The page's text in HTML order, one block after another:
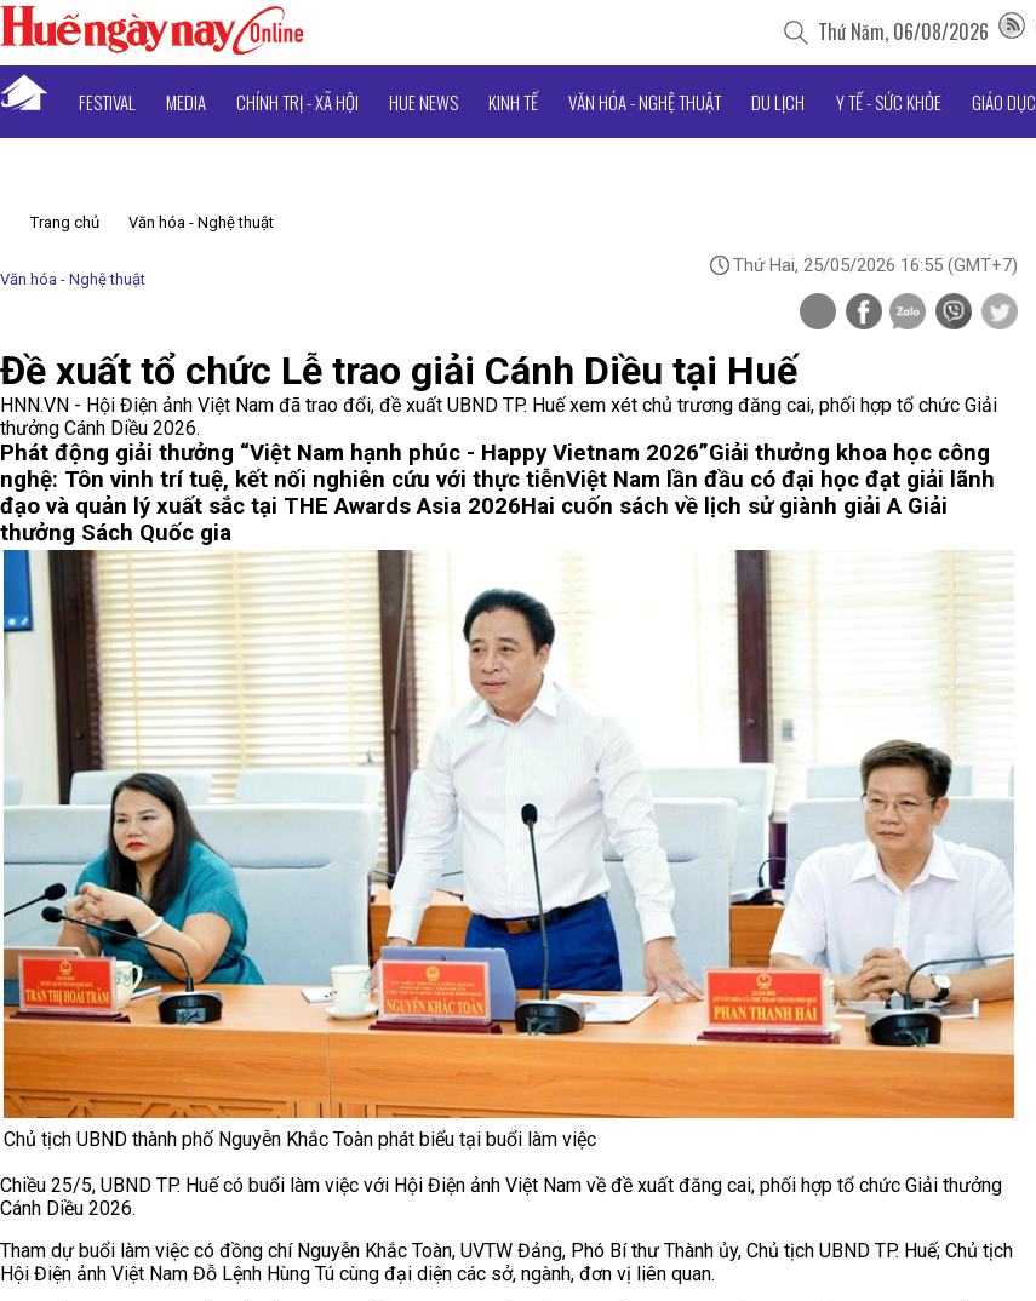
Thứ Năm, 06/08/2026
FESTIVAL MEDIA CHÍNH TRỊ - XÃ HỘI HUE NEWS KINH TẾ VĂN HÓA - NGHỆ THUẬT DU LỊCH Y TẾ - SỨC KHỎE GIÁO DỤC
Trang chủ Văn hóa - Nghệ thuật
Văn hóa - Nghệ thuật
Thứ Hai, 25/05/2026 16:55 (GMT+7)
Đề xuất tổ chức Lễ trao giải Cánh Diều tại Huế
HNN.VN - Hội Điện ảnh Việt Nam đã trao đổi, đề xuất UBND TP. Huế xem xét chủ trương đăng cai, phối hợp tổ chức Giải
thưởng Cánh Diều 2026.
Phát động giải thưởng “Việt Nam hạnh phúc - Happy Vietnam 2026”Giải thưởng khoa học công
nghệ: Tôn vinh trí tuệ, kết nối nghiên cứu với thực tiễnViệt Nam lần đầu có đại học đạt giải lãnh
đạo và quản lý xuất sắc tại THE Awards Asia 2026Hai cuốn sách về lịch sử giành giải A Giải
thưởng Sách Quốc gia
Chủ tịch UBND thành phố Nguyễn Khắc Toàn phát biểu tại buổi làm việc
Chiều 25/5, UBND TP. Huế có buổi làm việc với Hội Điện ảnh Việt Nam về đề xuất đăng cai, phối hợp tổ chức Giải thưởng
Cánh Diều 2026.
Tham dự buổi làm việc có đồng chí Nguyễn Khắc Toàn, UVTW Đảng, Phó Bí thư Thành ủy, Chủ tịch UBND TP. Huế; Chủ tịch
Hội Điện ảnh Việt Nam Đỗ Lệnh Hùng Tú cùng đại diện các sở, ngành, đơn vị liên quan.